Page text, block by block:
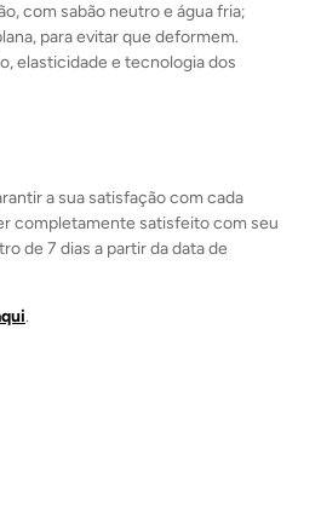
com sabão neutro e água fria;
para evitar que deformem.
elasticidade e tecnologia dos
a sua satisfação com cada
completamente satisfeito com seu
de 7 dias a partir da data de
.